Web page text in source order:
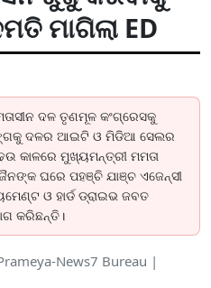
ମାଗିଲା ED
ଦଳ ତୃଣମୂଳ କଂଗ୍ରେସକୁ
ଦଳର ଆଇଟି ଓ ମିଡିଆ ସେଲର
କାଳରେ ମୁଖ୍ୟମନ୍ତ୍ରୀ ମମତା
ଘରେ ପହଞ୍ଚି ଯାଞ୍ଚ ଏଜେନ୍ସୀ
ଓ ହାର୍ଡ ଡ୍ରାଇଭ ଜବତ
କରିଛନ୍ତି।
News7 Bureau |